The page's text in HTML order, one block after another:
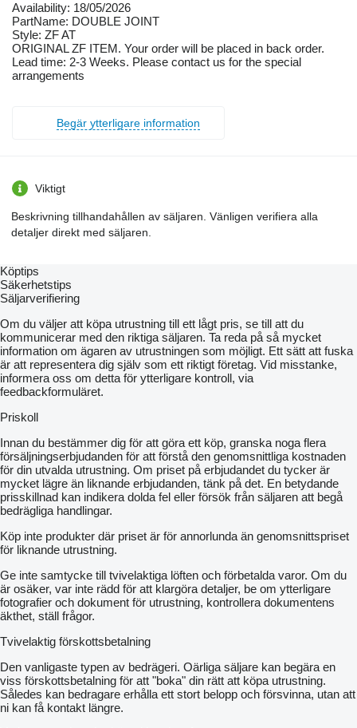
Availability: 18/05/2026
PartName: DOUBLE JOINT
Style: ZF AT
ORIGINAL ZF ITEM. Your order will be placed in back order.
Lead time: 2-3 Weeks. Please contact us for the special
arrangements
Begär ytterligare information
Viktigt
Beskrivning tillhandahållen av säljaren. Vänligen verifiera alla
detaljer direkt med säljaren.
Köptips
Säkerhetstips
Säljarverifiering
Om du väljer att köpa utrustning till ett lågt pris, se till att du
kommunicerar med den riktiga säljaren. Ta reda på så mycket
information om ägaren av utrustningen som möjligt. Ett sätt att fuska
är att representera dig själv som ett riktigt företag. Vid misstanke,
informera oss om detta för ytterligare kontroll, via
feedbackformuläret.
Priskoll
Innan du bestämmer dig för att göra ett köp, granska noga flera
försäljningserbjudanden för att förstå den genomsnittliga kostnaden
för din utvalda utrustning. Om priset på erbjudandet du tycker är
mycket lägre än liknande erbjudanden, tänk på det. En betydande
prisskillnad kan indikera dolda fel eller försök från säljaren att begå
bedrägliga handlingar.
Köp inte produkter där priset är för annorlunda än genomsnittspriset
för liknande utrustning.
Ge inte samtycke till tvivelaktiga löften och förbetalda varor. Om du
är osäker, var inte rädd för att klargöra detaljer, be om ytterligare
fotografier och dokument för utrustning, kontrollera dokumentens
äkthet, ställ frågor.
Tvivelaktig förskottsbetalning
Den vanligaste typen av bedrägeri. Oärliga säljare kan begära en
viss förskottsbetalning för att "boka" din rätt att köpa utrustning.
Således kan bedragare erhålla ett stort belopp och försvinna, utan att
ni kan få kontakt längre.